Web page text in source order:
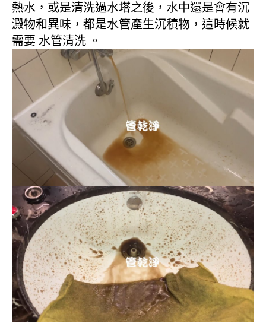
熱水，或是清洗過水塔之後，水中還是會有沉
澱物和異味，都是水管產生沉積物，這時候就
需要 水管清洗 。